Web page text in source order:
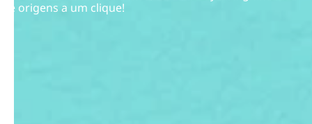
e origens a um clique!